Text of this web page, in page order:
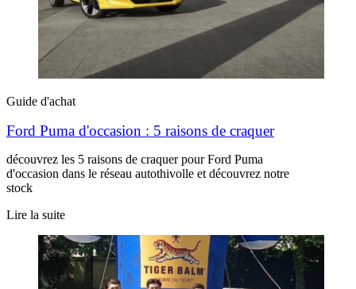
Guide d'achat
Ford Puma d'occasion : 5 raisons de craquer
découvrez les 5 raisons de craquer pour Ford Puma
d'occasion dans le réseau autothivolle et découvrez notre
stock
Lire la suite